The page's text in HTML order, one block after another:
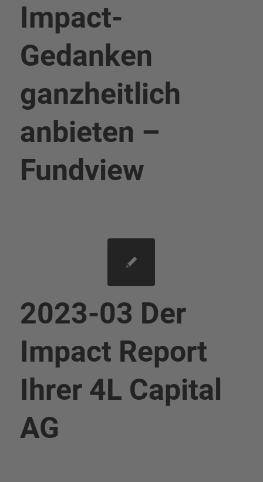
Impact-
Gedanken
ganzheitlich
anbieten –
Fundview
2023-03 Der
Impact Report
Ihrer 4L Capital
AG